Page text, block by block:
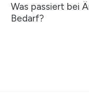
Was passiert bei
Bedarf?